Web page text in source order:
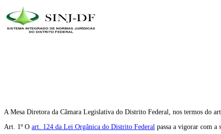
A Mesa Diretora da Câmara Legislativa do Distrito Federal, nos termos do
Art. 1º O art. 124 da Lei Orgânica do Distrito Federal passa a vigorar com a